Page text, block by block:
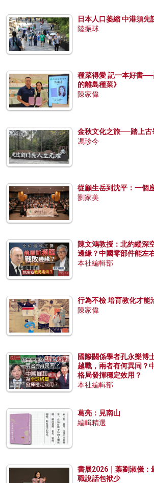
日本人口萎縮 中港須先
陸振球
種菜得愛 記一本好書
的離島種菜》
陳家偉
金秋文化之旅──踏上古
馮珍今
從顧生岳到沈平：一個
劉家美
陳文鴻教授：北約縱深
邊緣？中國零部件能左
本社編輯部
行為不檢 培育教化才能
陳家偉
國際關係學者孔永樂博
越戰，兩者有何異同？
格局發揮穩定效用？
本社編輯部
葛亮：見南山
編輯精選
書展2026｜葉劉淑儀：
職說話包袱少